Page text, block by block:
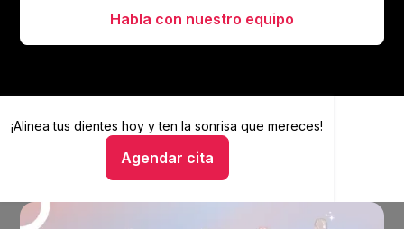
Habla con nuestro equipo
¡Alinea tus dientes hoy yten la sonrisa que mereces!
Agendar cita
Alinea tus dientes hoy y ten la sonrisa que mereces
Hablar con un asesor